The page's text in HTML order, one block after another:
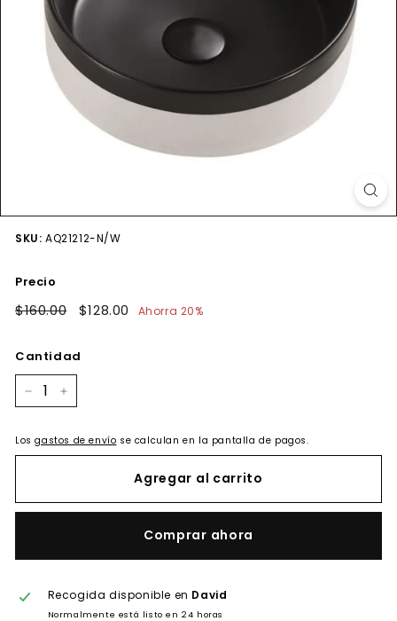
SKU: AQ21212-N/W
Precio
Precio
$160.00$160.00
Precio
$128.00 $128.00
Ahorra 20%
Cantidad
Losgastos de envío se calculan en la pantalla de pagos.
Agregar al carrito
Comprar ahora
Recogida disponible en David
Normalmente está listo en 24 horas